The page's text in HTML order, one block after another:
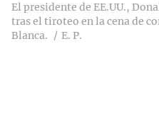
El presidente de EE.UU.,
tras el tiroteo en la cena de
Blanca.
E. P.